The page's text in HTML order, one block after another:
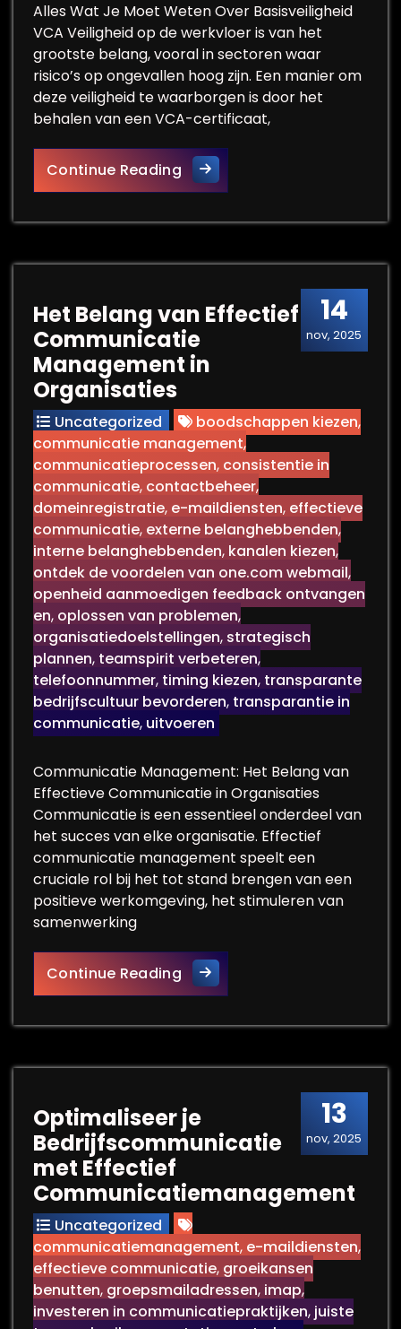
Alles Wat Je Moet Weten Over Basisveiligheid
VCA Veiligheid op de werkvloer is van het
grootste belang, vooral in sectoren waar
risico’s op ongevallen hoog zijn. Een manier om
deze veiligheid te waarborgen is door het
behalen van een VCA-certificaat,
Continue ReadingAlles Over Basisveiligheid
14
nov, 2025
Het Belang van Effectief
Communicatie
Management in
Organisaties
Uncategorized boodschappen kiezen,
communicatie management,
communicatieprocessen, consistentie in
communicatie, contactbeheer,
domeinregistratie, e-maildiensten, effectieve
communicatie, externe belanghebbenden,
interne belanghebbenden, kanalen kiezen,
ontdek de voordelen van one.com webmail,
openheid aanmoedigen feedback ontvangen
en, oplossen van problemen,
organisatiedoelstellingen, strategisch
plannen, teamspirit verbeteren,
telefoonnummer, timing kiezen, transparante
bedrijfscultuur bevorderen, transparantie in
communicatie, uitvoeren
Communicatie Management: Het Belang van
Effectieve Communicatie in Organisaties
Communicatie is een essentieel onderdeel van
het succes van elke organisatie. Effectief
communicatie management speelt een
cruciale rol bij het tot stand brengen van een
positieve werkomgeving, het stimuleren van
samenwerking
Continue ReadingHet Belang van Effectief
13
nov, 2025
Optimaliseer je
Bedrijfscommunicatie
met Effectief
Communicatiemanagement
Uncategorized
communicatiemanagement, e-maildiensten,
effectieve communicatie, groeikansen
benutten, groepsmailadressen, imap,
investeren in communicatiepraktijken, juiste